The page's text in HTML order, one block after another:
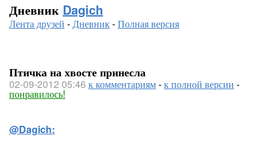
Дневник Dagich
Лента друзей -Дневник-Полная версия
Птичка на хвосте принесла
02-09-2012 05:46 к комментариям-к полной версии -
понравилось!
@Dagich: